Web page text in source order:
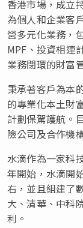
香港市場，成立
為個人和企業客
營多元化業務，
MPF、投資相連
業務閉環的財富
秉承著客戶為本
的專業化本土財
計劃保駕護航。
險公司及合作機
水滴作為一家科
年開始，水滴開
右，並且組建了
大、清華、中科
利。